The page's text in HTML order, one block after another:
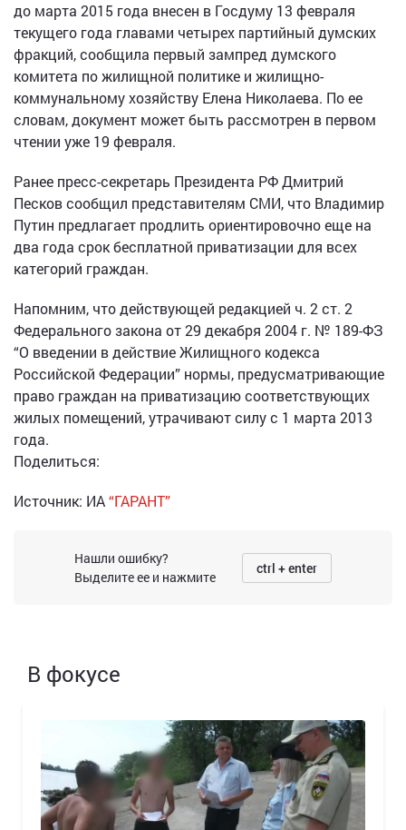
до марта 2015 года внесен в Госдуму 13 февраля
текущего года главами четырех партийный думских
фракций, сообщила первый зампред думского
комитета по жилищной политике и жилищно-
коммунальному хозяйству Елена Николаева. По ее
словам, документ может быть рассмотрен в первом
чтении уже 19 февраля.
Ранее пресс-секретарь Президента РФ Дмитрий
Песков сообщил представителям СМИ, что Владимир
Путин предлагает продлить ориентировочно еще на
два года срок бесплатной приватизации для всех
категорий граждан.
Напомним, что действующей редакцией ч. 2 ст. 2
Федерального закона от 29 декабря 2004 г. № 189-ФЗ
“О введении в действие Жилищного кодекса
Российской Федерации” нормы, предусматривающие
право граждан на приватизацию соответствующих
жилых помещений, утрачивают силу с 1 марта 2013
года.
Поделиться:
Источник: ИА“ГАРАНТ”
Нашли ошибку?
Выделите ее и нажмите
ctrl + enter
В фокусе